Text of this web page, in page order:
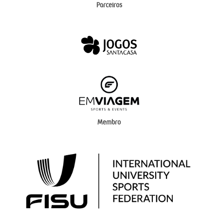
Parceiros
Membro